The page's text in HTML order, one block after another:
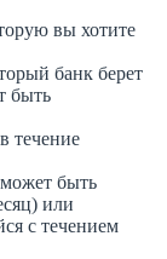
вы хотите
банк берет
быть
течение
быть
или
с течением